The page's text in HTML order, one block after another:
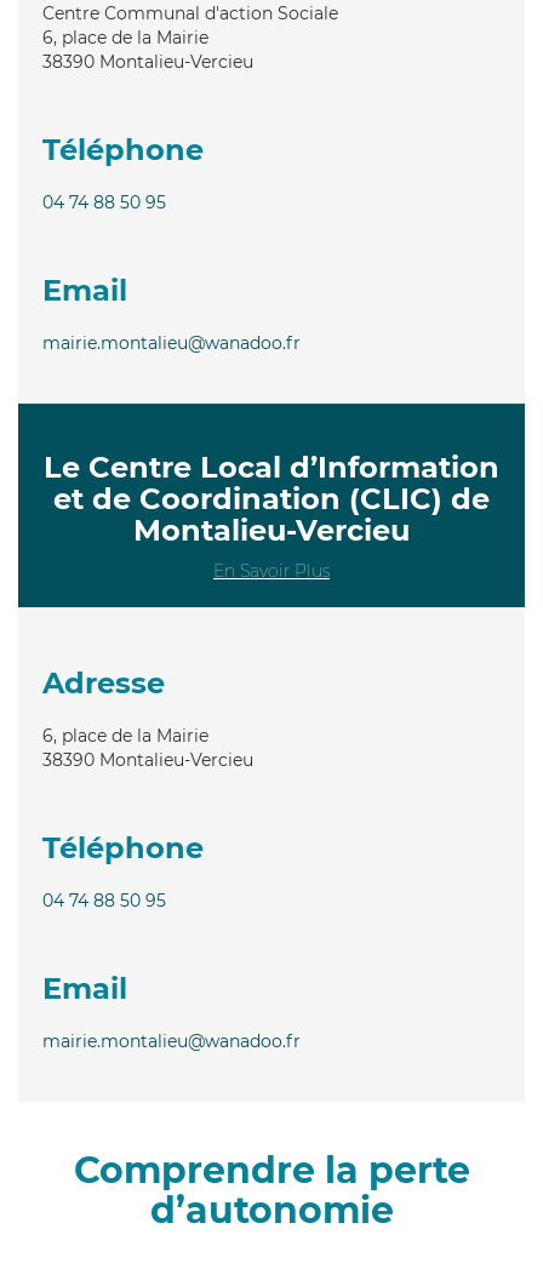
Centre Communal d'action Sociale
6, place de la Mairie
38390 Montalieu-Vercieu
Téléphone
04 74 88 50 95
Email
mairie.montalieu@wanadoo.fr
Le Centre Local d’Information
et de Coordination (CLIC) de
Montalieu-Vercieu
En Savoir Plus
Adresse
6, place de la Mairie
38390 Montalieu-Vercieu
Téléphone
04 74 88 50 95
Email
mairie.montalieu@wanadoo.fr
Comprendre la perte
d’autonomie